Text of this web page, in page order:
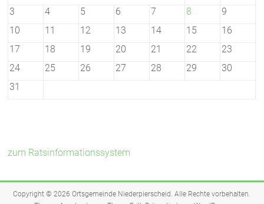
3
4 5 6 7 8
9
10
11 12 13 14 15
16
17
18 19 20 21 22
23
24
25 26 27 28 29
30
31
zum Ratsinformationssystem
Copyright © 2026Ortsgemeinde Niederpierscheid . Alle Rechte vorbehalten.